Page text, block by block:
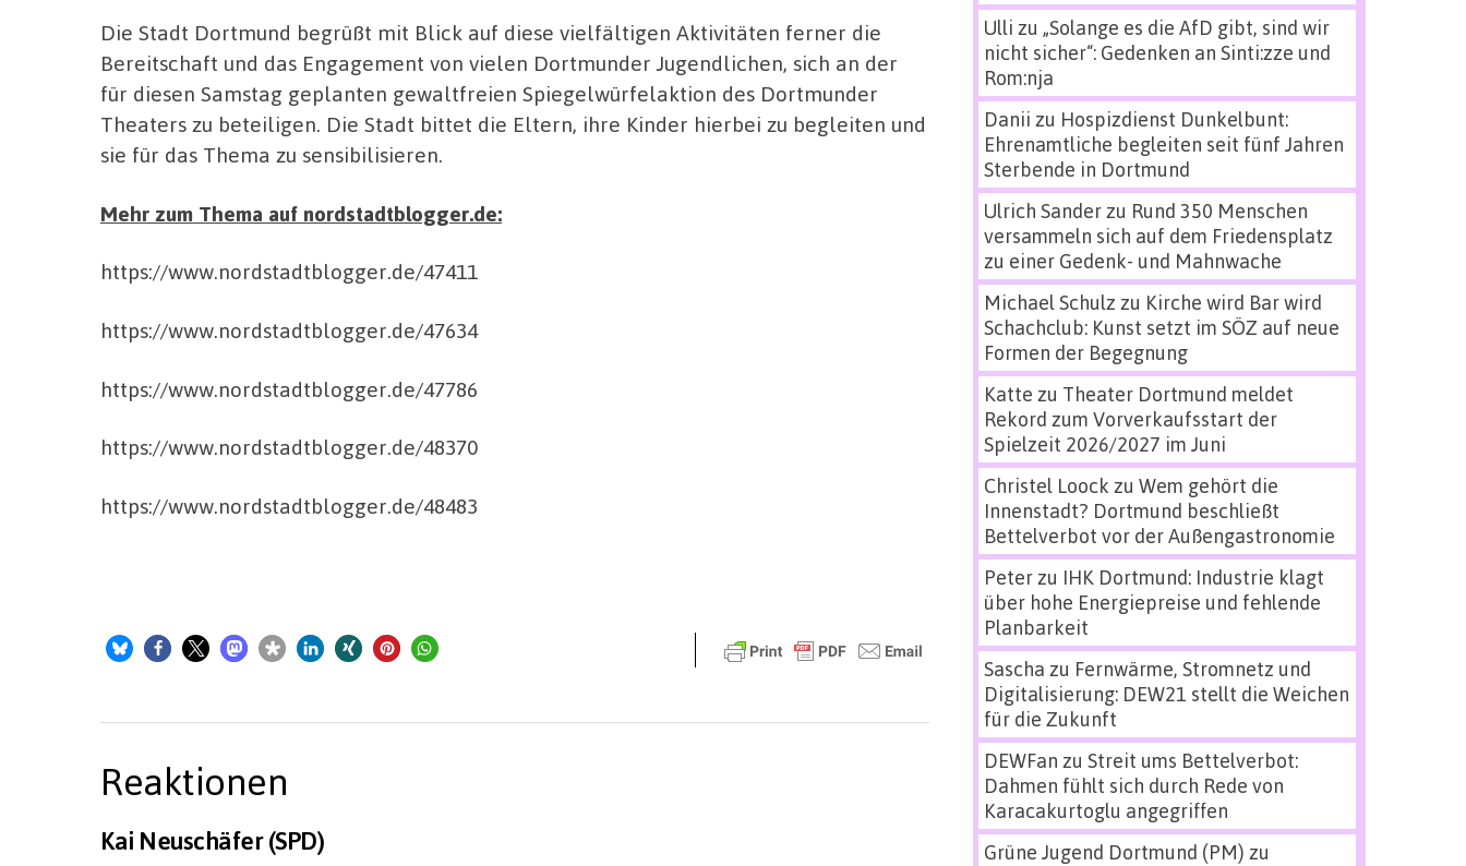
Die Stadt Dortmund begrüßt mit Blick auf diese vielfältigen Aktivitäten ferner die
Bereitschaft und das Engagement von vielen Dortmunder Jugendlichen, sich an der
für diesen Samstag geplanten gewaltfreien Spiegelwürfelaktion des Dortmunder
Theaters zu beteiligen. Die Stadt bittet die Eltern, ihre Kinder hierbei zu begleiten und
sie für das Thema zu sensibilisieren.
Mehr zum Thema auf nordstadtblogger.de:
https://www.nordstadtblogger.de/47411
https://www.nordstadtblogger.de/47634
https://www.nordstadtblogger.de/47786
https://www.nordstadtblogger.de/48370
https://www.nordstadtblogger.de/48483
Reaktionen
Kai Neuschäfer (SPD)
Ulli zu „Solange es die AfD gibt, sind wir
nicht sicher“: Gedenken an Sinti:zze und
Rom:nja
Danii zu Hospizdienst Dunkelbunt:
Ehrenamtliche begleiten seit fünf Jahren
Sterbende in Dortmund
Ulrich Sanderzu Rund 350 Menschen
versammeln sich auf dem Friedensplatz
zu einer Gedenk- und Mahnwache
Michael Schulz zu Kirche wird Bar wird
Schachclub: Kunst setzt im SÖZ auf neue
Formen der Begegnung
Katte zu Theater Dortmund meldet
Rekord zum Vorverkaufsstart der
Spielzeit 2026/2027 im Juni
Christel Loock zu Wem gehört die
Innenstadt? Dortmund beschließt
Bettelverbot vor der Außengastronomie
Peterzu IHK Dortmund: Industrie klagt
über hohe Energiepreise und fehlende
Planbarkeit
Sascha zu Fernwärme, Stromnetz und
Digitalisierung: DEW21 stellt die Weichen
für die Zukunft
DEWFan zu Streit ums Bettelverbot:
Dahmen fühlt sich durch Rede von
Karacakurtoglu angegriffen
Grüne Jugend Dortmund (PM) zu